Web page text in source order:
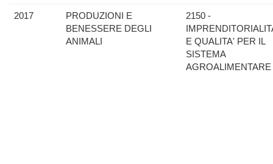
2017
PRODUZIONI E
BENESSERE DEGLI
ANIMALI
2150 -
E QUALITA' PER IL
SISTEMA
AGROALIMENTARE